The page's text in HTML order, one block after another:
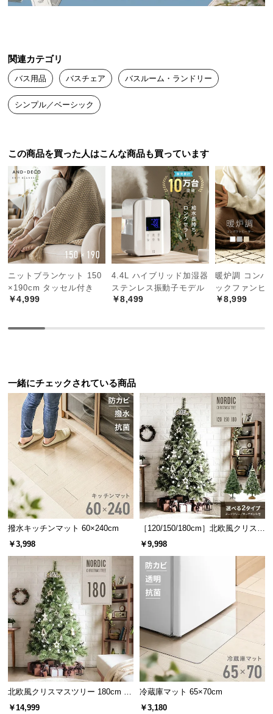
い
て
大
品
配
送
に
つ
い
て
中
型
商
に
つ
い
て
小
商
品
の
配
送
に
て
梱
設
サ
ー
美しく耐久性の高いアクリル製
素材にはガラスのように繊細な透明感を持ちなが
ら、耐久性にも優れたアクリル樹脂を採用しまし
た。
アクリル樹脂とは
無機ガラスを凌ぐ高い透明度をもつ
ことから"有機ガラス"とも呼ばれ、
水族館の水槽にも使用される素材で
す。
軽くて丈夫なアクリル樹脂
プラスチック樹脂の中でも軽量性に優れ、タフな
表面硬度で傷に強い特性を持っています。
PET樹脂
(PET)
塩化ビニ
ル
アクリル
(PMMA)
透明度 ◯ ◯ ◎
硬度 △ ◯ ◎
軽量性 ◎ ◯ ◎
関連カテゴリ
バス用品 バスチェア バスルーム・ランドリー
シンプル／ベーシック
この商品を買った人はこんな商品も買っています
ニットブランケット 150
×190cm タッセル付き
￥4,999
4.4L ハイブリッド加湿器
ステンレス振動子モデル
￥8,499
暖炉調 コンパ
ックファンヒ
￥8,999
一緒にチェックされている商品
撥水キッチンマット 60×240cm
￥3,998
［120/150/180cm］北欧風クリスマ
スツリー オーナメントセット
￥9,998
北欧風クリスマスツリー 180cm オ
ーナメントセット
￥14,999
冷蔵庫マット 65×70cm
￥3,180